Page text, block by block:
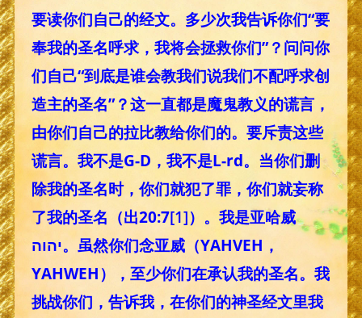
要读你们自己的经文。多少次我告诉你们“要
奉我的圣名呼求，我将会拯救你们”？问问你
们自己“到底是谁会教我们说我们不配呼求创
造主的圣名”？这一直都是魔鬼教义的谎言，
由你们自己的拉比教给你们的。要斥责这些
谎言。我不是G-D，我不是L-rd。当你们删
除我的圣名时，你们就犯了罪，你们就妄称
了我的圣名（出20:7[1]）。我是亚哈威
יהוה。虽然你们念亚威（YAHVEH，
YAHWEH），至少你们在承认我的圣名。我
挑战你们，告诉我，在你们的神圣经文里我